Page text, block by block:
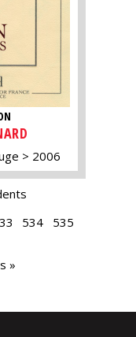
2006
534
535
»